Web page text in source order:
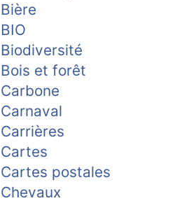
Bière
BIO
Biodiversité
Bois et forêt
Carbone
Carnaval
Carrières
Cartes
Cartes postales
Chevaux